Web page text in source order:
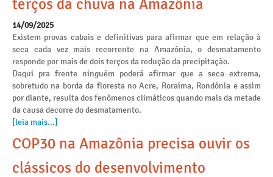
terços da chuva na Amazônia
14/09/2025
Existem provas cabais e definitivas para afirmar que em relação à
seca cada vez mais recorrente na Amazônia, o desmatamento
responde por mais de dois terços da redução da precipitação.
Daqui pra frente ninguém poderá afirmar que a seca extrema,
sobretudo na borda da floresta no Acre, Roraima, Rondônia e assim
por diante, resulta dos fenômenos climáticos quando mais da metade
da causa decorre do desmatamento.
[leia mais...]
COP30 na Amazônia precisa ouvir os
clássicos do desenvolvimento